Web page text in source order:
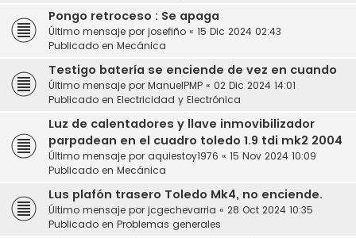
Pongo retroceso : Se apaga
Último mensaje por josefiño « 15 Dic 2024 02:43
Publicado en Mecánica
Testigo batería se enciende de vez en cuando
Último mensaje por ManuelPMP « 02 Dic 2024 14:01
Publicado en Electricidad y Electrónica
Luz de calentadores y llave inmovibilizador
parpadean en el cuadro toledo 1.9 tdi mk2 2004
Último mensaje por aquiestoy1976 « 15 Nov 2024 10:09
Publicado en Mecánica
Lus plafón trasero Toledo Mk4, no enciende.
Último mensaje por jcgechevarria « 28 Oct 2024 10:35
Publicado en Problemas generales